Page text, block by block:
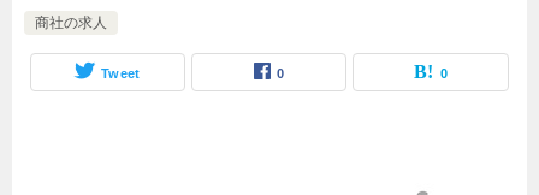
商社の求人
Tweet 0 0